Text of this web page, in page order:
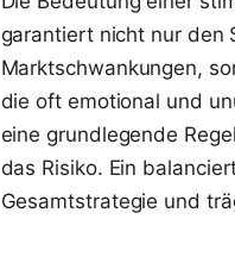
garantiert nicht nur den
Marktschwankungen,
die oft emotional und
eine grundlegende
das Risiko. Ein
Gesamtstrategie und